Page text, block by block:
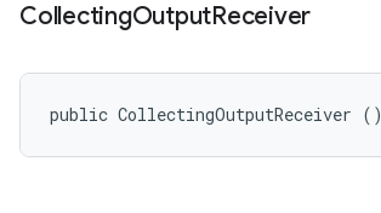
CollectingOutputReceiver
public CollectingOutputReceiver ()